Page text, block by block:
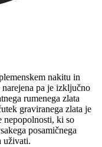
nakitu in
pa je izključno
rumenega zlata
graviranega zlata je
nepopolnosti, ki so
posamičnega
uživati.